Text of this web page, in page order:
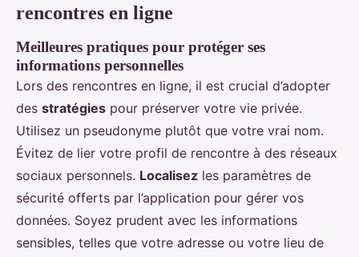
rencontres en ligne
Meilleures pratiques pour protéger ses
informations personnelles
Lors des rencontres en ligne, il est crucial d’adopter
des stratégies pour préserver votre vie privée.
Utilisez un pseudonyme plutôt que votre vrai nom.
Évitez de lier votre profil de rencontre à des réseaux
sociaux personnels. Localisez les paramètres de
sécurité offerts par l’application pour gérer vos
données. Soyez prudent avec les informations
sensibles, telles que votre adresse ou votre lieu de